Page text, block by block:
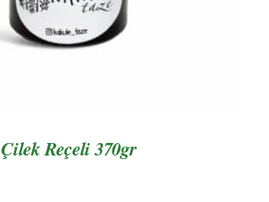
Çilek Reçeli 370gr